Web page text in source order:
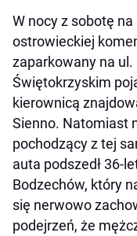
W nocy z sobotę
ostrowieckiej
zaparkowany na
Świętokrzyskim
kierownicą
Sienno. Natomiast
pochodzący z tej
auta podszedł 36-
Bodzechów, który
się nerwowo
podejrzeń, że